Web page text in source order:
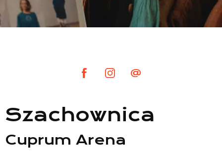
Lista sklepów
Szachownica
Cuprum Arena